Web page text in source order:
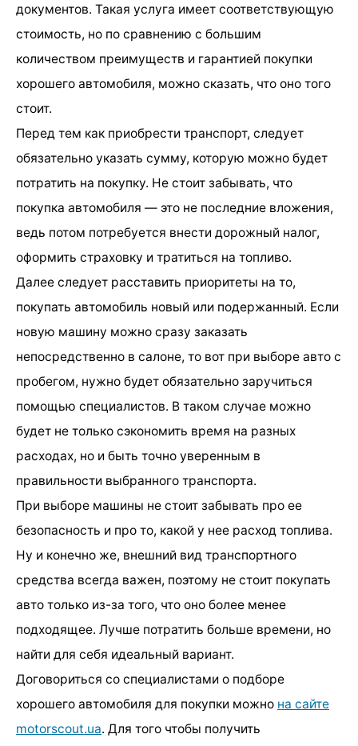
документов. Такая услуга имеет соответствующую
стоимость, но по сравнению с большим
количеством преимуществ и гарантией покупки
хорошего автомобиля, можно сказать, что оно того
стоит.
Перед тем как приобрести транспорт, следует
обязательно указать сумму, которую можно будет
потратить на покупку. Не стоит забывать, что
покупка автомобиля — это не последние вложения,
ведь потом потребуется внести дорожный налог,
оформить страховку и тратиться на топливо.
Далее следует расставить приоритеты на то,
покупать автомобиль новый или подержанный. Если
новую машину можно сразу заказать
непосредственно в салоне, то вот при выборе авто с
пробегом, нужно будет обязательно заручиться
помощью специалистов. В таком случае можно
будет не только сэкономить время на разных
расходах, но и быть точно уверенным в
правильности выбранного транспорта.
При выборе машины не стоит забывать про ее
безопасность и про то, какой у нее расход топлива.
Ну и конечно же, внешний вид транспортного
средства всегда важен, поэтому не стоит покупать
авто только из-за того, что оно более менее
подходящее. Лучше потратить больше времени, но
найти для себя идеальный вариант.
Договориться со специалистами о подборе
хорошего автомобиля для покупки можно на сайте
motorscout.ua. Для того чтобы получить